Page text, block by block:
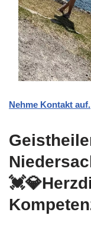
Nehme Kontakt auf.